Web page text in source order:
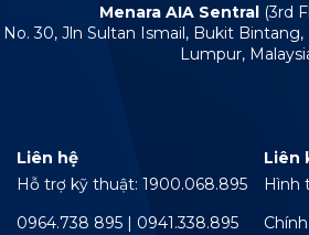
Menara AIA Sentral (3rd
No. 30, Jln Sultan Ismail, Bukit Bintang,
Lumpur,
Liên hệ
Hỗ trợ kỹ thuật: 1900.068.895
0964.738 895 | 0941.338.895
Liên
Hình